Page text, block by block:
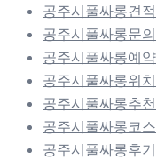
공주시풀싸롱견적
공주시풀싸롱문의
공주시풀싸롱예약
공주시풀싸롱위치
공주시풀싸롱추천
공주시풀싸롱코스
공주시풀싸롱후기